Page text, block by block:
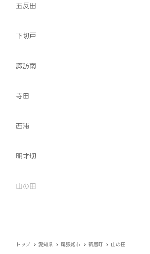
五反田
下切戸
諏訪南
寺田
西浦
明才切
山の田
トップ 愛知県 尾張旭市 新居町 山の田